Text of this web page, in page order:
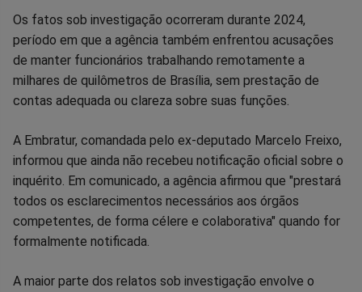
Os fatos sob investigação ocorreram durante 2024,
período em que a agência também enfrentou acusações
de manter funcionários trabalhando remotamente a
milhares de quilômetros de Brasília, sem prestação de
contas adequada ou clareza sobre suas funções.
A Embratur, comandada pelo ex-deputado Marcelo Freixo,
informou que ainda não recebeu notificação oficial sobre o
inquérito. Em comunicado, a agência afirmou que "prestará
todos os esclarecimentos necessários aos órgãos
competentes, de forma célere e colaborativa" quando for
formalmente notificada.
A maior parte dos relatos sob investigação envolve o